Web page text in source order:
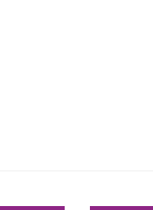
tarafımıza iletebilirsiniz.